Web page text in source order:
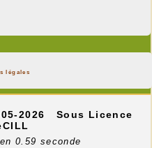
légales
2026
Sous Licence
0.59 seconde